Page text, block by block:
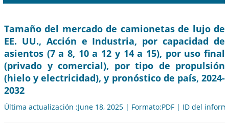
Tamaño del mercado de camionetas de lujo de
EE. UU., Acción e Industria, por capacidad de
asientos (7 a 8, 10 a 12 y 14 a 15), por uso final
(privado y comercial), por tipo de propulsión
(hielo y electricidad), y pronóstico de país, 2024-
2032
Última actualización :June 18, 2025 | Formato:PDF | ID del